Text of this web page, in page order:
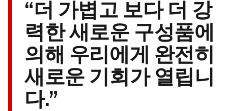
“더 가볍고 보다 더 강
력한 새로운 구성품에
의해 우리에게 완전히
새로운 기회가 열립니
다.”